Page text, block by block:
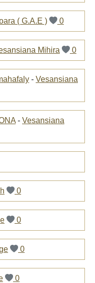
( G.A.E ) 0
Mihira 0
- Vesansiana
- Vesansiana
0
0
0
0